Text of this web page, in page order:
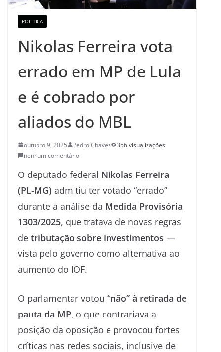
POLITICA
Nikolas Ferreira vota
errado em MP de Lula
e é cobrado por
aliados do MBL
outubro 9, 2025 Pedro Chaves
356 visualizações
nenhum comentário
O deputado federal Nikolas Ferreira
(PL-MG) admitiu ter votado “errado”
durante a análise da Medida Provisória
1303/2025, que tratava de novas regras
de tributação sobre investimentos —
vista pelo governo como alternativa ao
aumento do IOF.
O parlamentar votou “não” à retirada de
pauta da MP, o que contrariava a
posição da oposição e provocou fortes
críticas nas redes sociais, inclusive de